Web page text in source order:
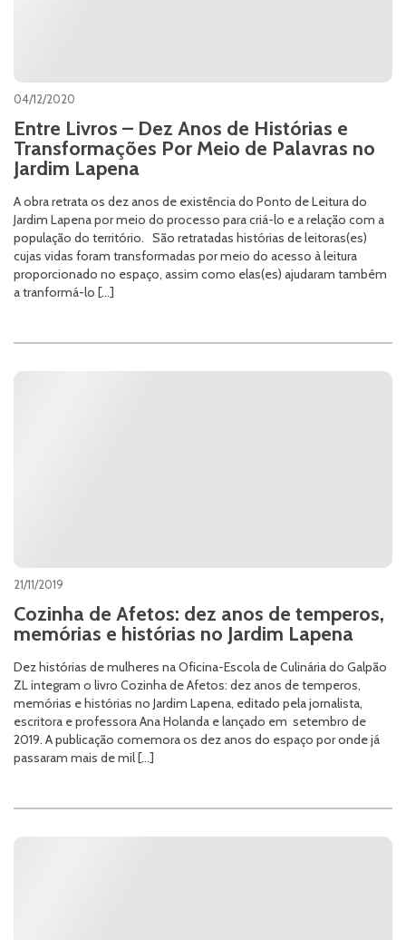
04/12/2020
Entre Livros – Dez Anos de Histórias e
Transformações Por Meio de Palavras no
Jardim Lapena
A obra retrata os dez anos de existência do Ponto de Leitura do
Jardim Lapena por meio do processo para criá-lo e a relação com a
população do território. São retratadas histórias de leitoras(es)
cujas vidas foram transformadas por meio do acesso à leitura
proporcionado no espaço, assim como elas(es) ajudaram também
a tranformá-lo […]
21/11/2019
Cozinha de Afetos: dez anos de temperos,
memórias e histórias no Jardim Lapena
Dez histórias de mulheres na Oficina-Escola de Culinária do Galpão
ZL integram o livro Cozinha de Afetos: dez anos de temperos,
memórias e histórias no Jardim Lapena, editado pela jornalista,
escritora e professora Ana Holanda e lançado em setembro de
2019. A publicação comemora os dez anos do espaço por onde já
passaram mais de mil […]